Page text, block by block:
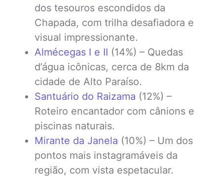
dos tesouros escondidos da
Chapada, com trilha desafiadora e
visual impressionante.
Almécegas I e II (14%) – Quedas
d’água icônicas, cerca de 8km da
cidade de Alto Paraíso.
Santuário do Raizama (12%) –
Roteiro encantador com cânions e
piscinas naturais.
Mirante da Janela (10%) – Um dos
pontos mais instagramáveis da
região, com vista espetacular.